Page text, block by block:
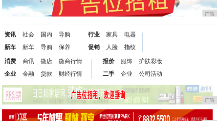
广告
资讯
新车
社会
新车
国内
导购
导购
保养
行业
促销
家具
人脸
电器
指纹
消费
企业
商讯
金融
微店
贷款
微商行情
财经行情
报价
二手
服饰
企业
护肤彩妆
公司活动
广告